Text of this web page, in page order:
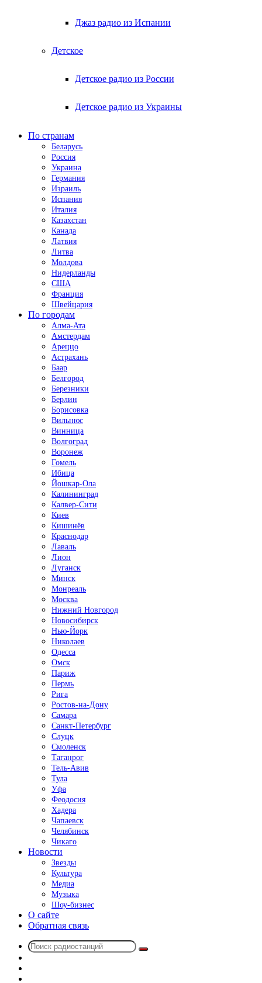
Джаз радио из Испании
Детское
Детское радио из России
Детское радио из Украины
По странам
Беларусь
Россия
Украина
Германия
Израиль
Испания
Италия
Казахстан
Канада
Латвия
Литва
Молдова
Нидерланды
США
Франция
Швейцария
По городам
Алма-Ата
Амстердам
Ареццо
Астрахань
Баар
Белгород
Березники
Берлин
Борисовка
Вильнюс
Винница
Волгоград
Воронеж
Гомель
Ибица
Йошкар-Ола
Калининград
Калвер-Сити
Киев
Кишинёв
Краснодар
Лаваль
Лион
Луганск
Минск
Монреаль
Москва
Нижний Новгород
Новосибирск
Нью-Йорк
Николаев
Одесса
Омск
Париж
Пермь
Рига
Ростов-на-Дону
Самара
Санкт-Петербург
Слуцк
Смоленск
Таганрог
Тель-Авив
Тула
Уфа
Феодосия
Хадера
Чапаевск
Челябинск
Чикаго
Новости
Звезды
Культура
Медиа
Музыка
Шоу-бизнес
О сайте
Обратная связь
Поиск